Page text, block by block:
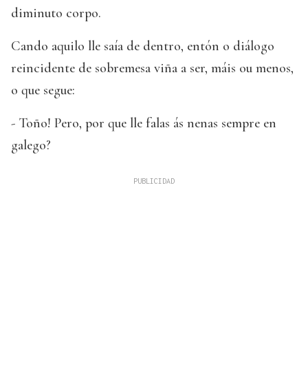
diminuto corpo.
Cando aquilo lle saía de dentro, entón o diálogo
reincidente de sobremesa viña a ser, máis ou menos,
o que segue:
- Toño! Pero, por que lle falas ás nenas sempre en
galego?